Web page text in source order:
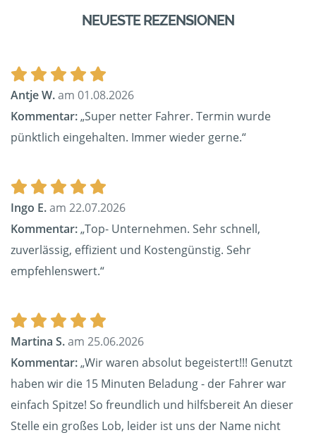
NEUESTE REZENSIONEN
Antje W.am 01.08.2026
Kommentar:„Super netter Fahrer. Termin wurde
pünktlich eingehalten. Immer wieder gerne.“
Ingo E.am 22.07.2026
Kommentar:„Top- Unternehmen. Sehr schnell,
zuverlässig, effizient und Kostengünstig. Sehr
empfehlenswert.“
Martina S.am 25.06.2026
Kommentar:„Wir waren absolut begeistert!!! Genutzt
haben wir die 15 Minuten Beladung - der Fahrer war
einfach Spitze! So freundlich und hilfsbereit An dieser
Stelle ein großes Lob, leider ist uns der Name nicht